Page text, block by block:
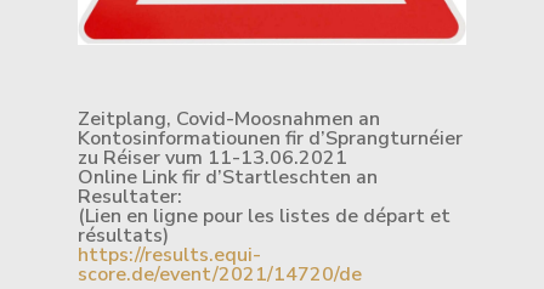
Zeitplang, Covid-Moosnahmen an
Kontosinformatiounen fir d’Sprangturnéier
zu Réiser vum 11-13.06.2021
Online Link fir d’Startleschten an
Resultater:
(Lien en ligne pour les listes de départ et
résultats)
https://results.equi-
score.de/event/2021/14720/de